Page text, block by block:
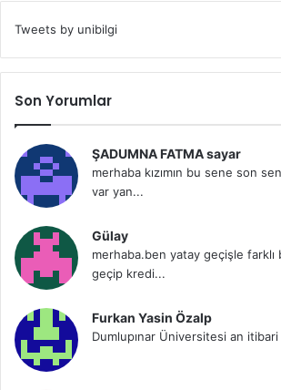
Tweets by unibilgi
Son Yorumlar
ŞADUMNA FATMA sayar
merhaba kızımın bu sene son
var yan...
Gülay
merhaba.ben yatay geçişle
geçip kredi...
Furkan Yasin Özalp
Dumlupınar Üniversitesi an